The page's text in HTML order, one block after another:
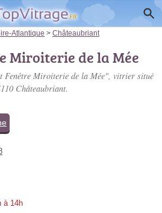
Atlantique > Châteaubriant
Miroiterie de la Mée
Fenêtre Miroiterie de la Mée", vitrier situé
Châteaubriant.
à 14h